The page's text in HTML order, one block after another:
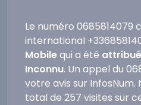
Le numéro 0685814079
international
Mobilequi a été
Inconnu. Un appel du
votre avis sur InfosNum.
total de 257 visites sur